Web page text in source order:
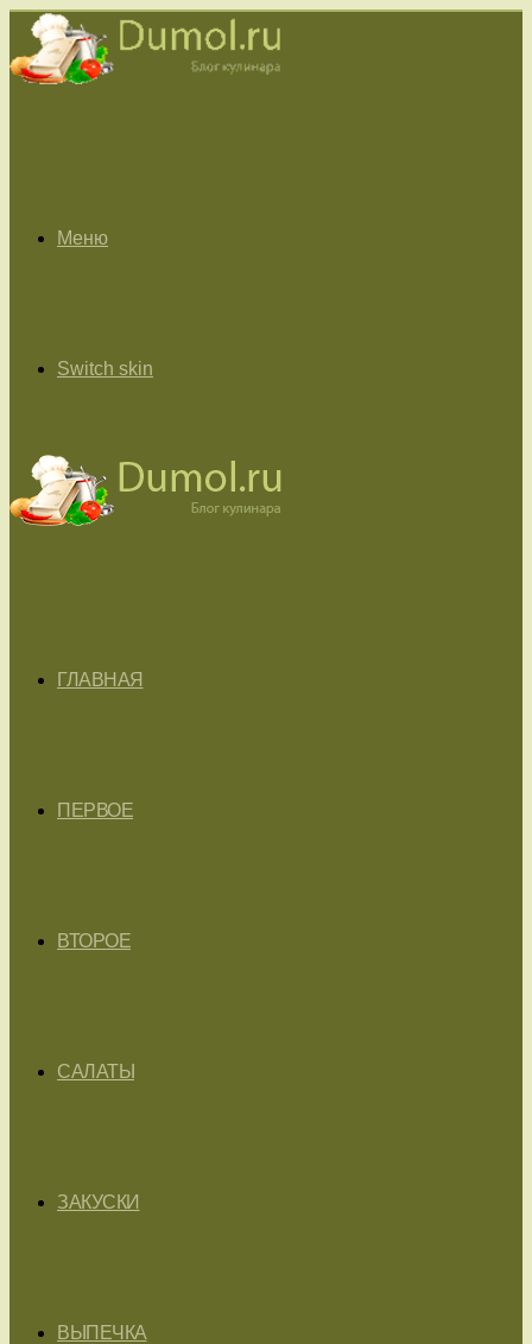
Меню
Switch skin
ГЛАВНАЯ
ПЕРВОЕ
ВТОРОЕ
САЛАТЫ
ЗАКУСКИ
ВЫПЕЧКА